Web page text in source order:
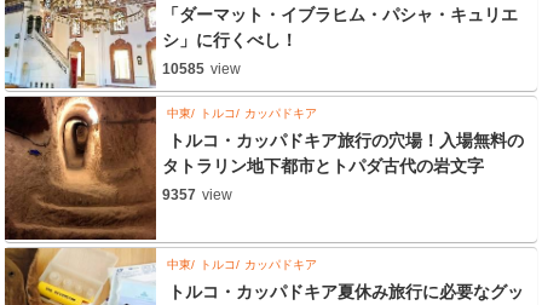
「ダーマット・イブラヒム・パシャ・キュリエ
シ」に行くべし！
10585 view
中東 トルコ カッパドキア
トルコ・カッパドキア旅行の穴場！入場無料の
タトラリン地下都市とトパダ古代の岩文字
9357 view
中東 トルコ カッパドキア
トルコ・カッパドキア夏休み旅行に必要なグッ